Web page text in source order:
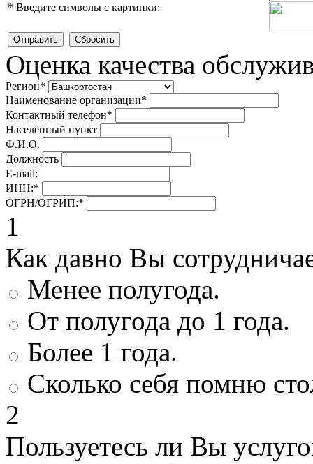
* Введите символы с картинки:
Оценка качества
Регион*
Наименование организации*
Контактный телефон*
Населённый пункт
Ф.И.О.
Должность
E-mail:
ИНН:*
ОГРН/ОГРИП:*
1
Как давно Вы
Менее полугода.
От полугода до 1 года.
Более 1 года.
Сколько себя помню
2
Пользуетесь ли Вы